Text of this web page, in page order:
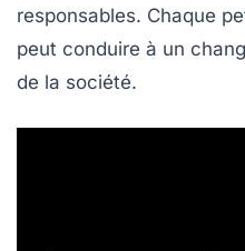
responsables. Chaque
peut conduire à un
de la société.